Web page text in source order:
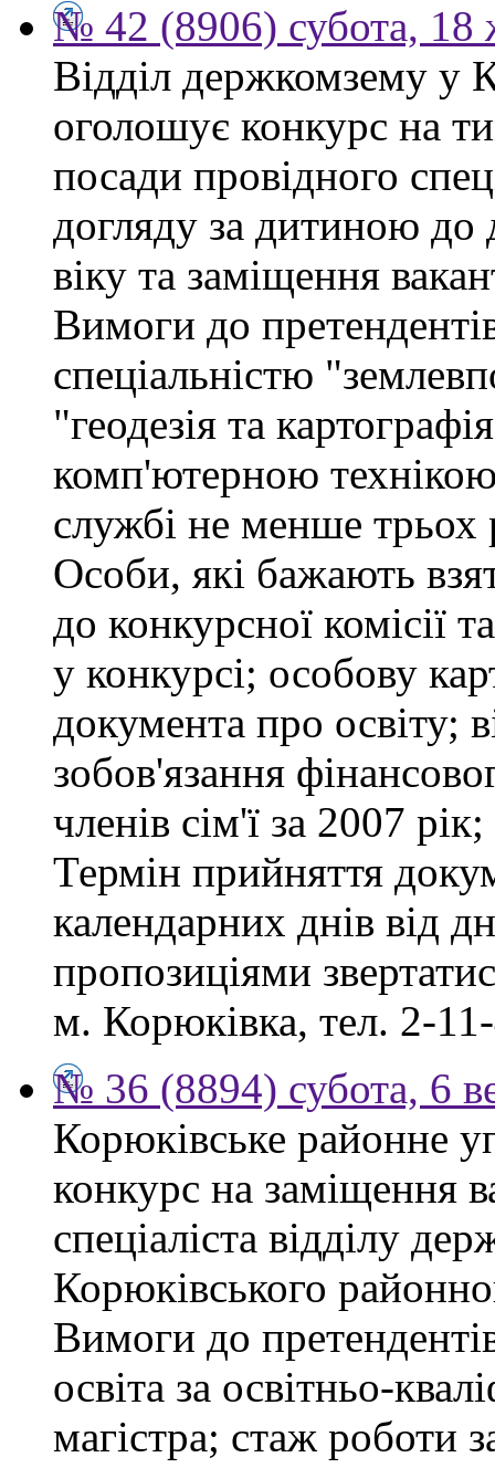
№ 42 (8906) субота, 18
Відділ держкомзему у
оголошує конкурс на
посади провідного
догляду за дитиною до
віку та заміщення
Вимоги до
спеціальністю
"геодезія та
комп'ютерною
службі не менше трьох
Особи, які бажають
до конкурсної комісії
у конкурсі; особову
документа про освіту;
зобов'язання
членів сім'ї за 2007
Термін прийняття
календарних днів від
пропозиціями
м. Корюківка, тел. 2-
№ 36 (8894) субота, 6
Корюківське районне
конкурс на заміщення
спеціаліста відділу
Корюківського
Вимоги до
освіта за освітньо-
магістра; стаж роботи